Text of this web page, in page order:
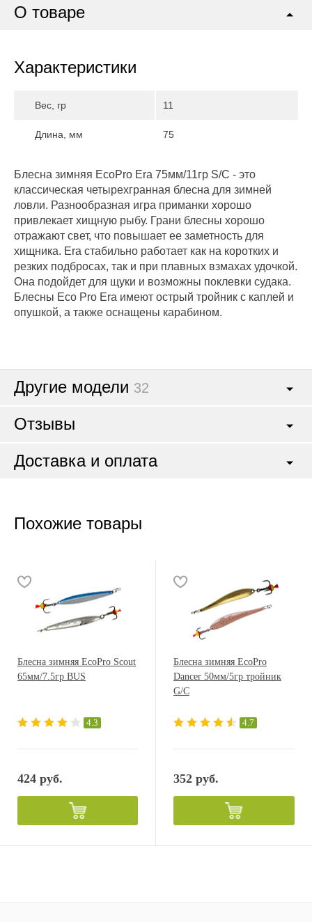
О товаре
Характеристики
Вес, гр 11
Длина, мм 75
Блесна зимняя EcoPro Era 75мм/11гр S/C - это
классическая четырехгранная блесна для зимней
ловли. Разнообразная игра приманки хорошо
привлекает хищную рыбу. Грани блесны хорошо
отражают свет, что повышает ее заметность для
хищника. Era стабильно работает как на коротких и
резких подбросах, так и при плавных взмахах удочкой.
Она подойдет для щуки и возможны поклевки судака.
Блесны Eco Pro Era имеют острый тройник с каплей и
опушкой, а также оснащены карабином.
Другие модели 32
Отзывы
Доставка и оплата
Похожие товары
Блесна зимняя EcoPro Scout
65мм/7.5гр BUS
4.3
424 руб.
Блесна зимняя EcoPro
Dancer 50мм/5гр тройник
G/C
4.7
352 руб.